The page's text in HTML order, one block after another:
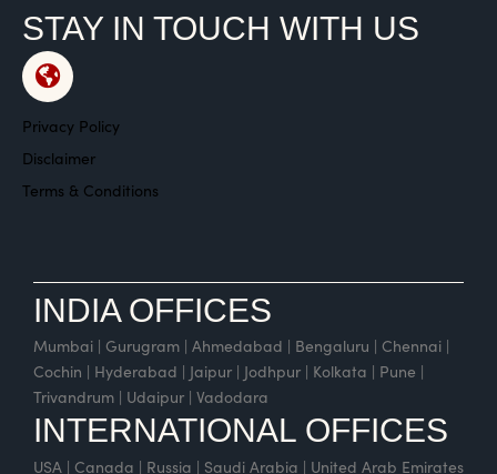
STAY IN TOUCH WITH US
Privacy Policy
Disclaimer
Terms & Conditions
INDIA OFFICES
Mumbai | Gurugram | Ahmedabad | Bengaluru | Chennai |
Cochin | Hyderabad | Jaipur | Jodhpur | Kolkata | Pune |
Trivandrum | Udaipur | Vadodara
INTERNATIONAL OFFICES
USA | Canada | Russia | Saudi Arabia | United Arab Emirates